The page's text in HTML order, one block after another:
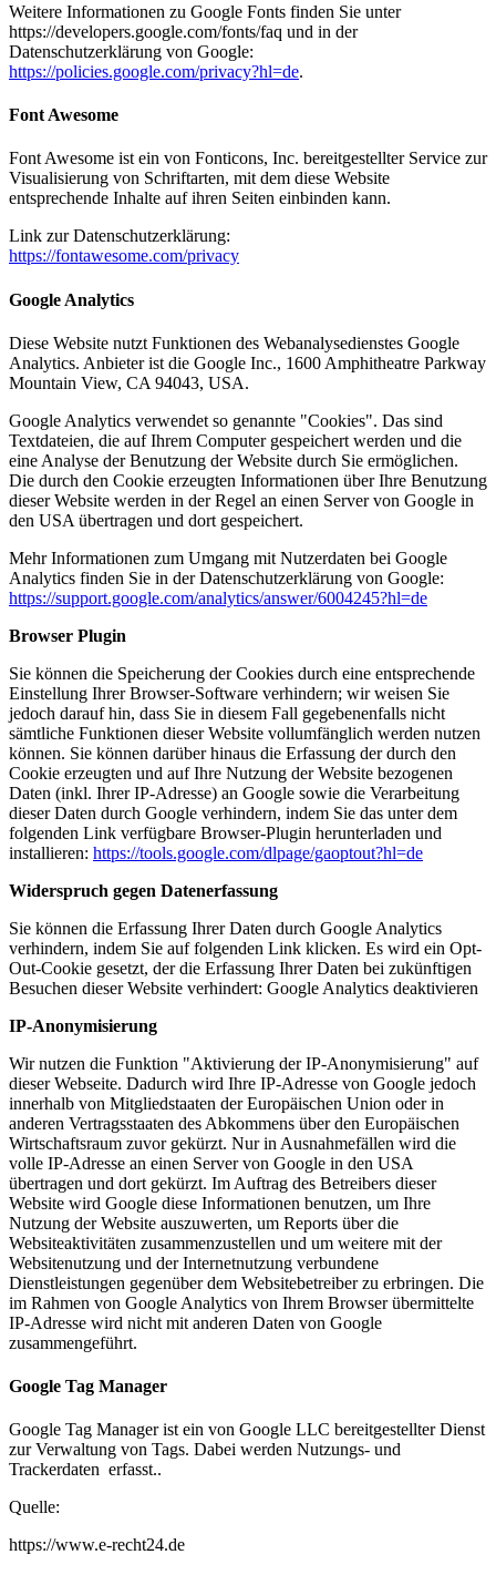
Weitere Informationen zu Google Fonts finden Sie unter
https://developers.google.com/fonts/faq und in der
Datenschutzerklärung von Google:
https://policies.google.com/privacy?hl=de.
Font Awesome
Font Awesome ist ein von Fonticons, Inc. bereitgestellter Service zur
Visualisierung von Schriftarten, mit dem diese Website
entsprechende Inhalte auf ihren Seiten einbinden kann.
Link zur Datenschutzerklärung:
https://fontawesome.com/privacy
Google Analytics
Diese Website nutzt Funktionen des Webanalysedienstes Google
Analytics. Anbieter ist die Google Inc., 1600 Amphitheatre Parkway
Mountain View, CA 94043, USA.
Google Analytics verwendet so genannte "Cookies". Das sind
Textdateien, die auf Ihrem Computer gespeichert werden und die
eine Analyse der Benutzung der Website durch Sie ermöglichen.
Die durch den Cookie erzeugten Informationen über Ihre Benutzung
dieser Website werden in der Regel an einen Server von Google in
den USA übertragen und dort gespeichert.
Mehr Informationen zum Umgang mit Nutzerdaten bei Google
Analytics finden Sie in der Datenschutzerklärung von Google:
https://support.google.com/analytics/answer/6004245?hl=de
Browser Plugin
Sie können die Speicherung der Cookies durch eine entsprechende
Einstellung Ihrer Browser-Software verhindern; wir weisen Sie
jedoch darauf hin, dass Sie in diesem Fall gegebenenfalls nicht
sämtliche Funktionen dieser Website vollumfänglich werden nutzen
können. Sie können darüber hinaus die Erfassung der durch den
Cookie erzeugten und auf Ihre Nutzung der Website bezogenen
Daten (inkl. Ihrer IP-Adresse) an Google sowie die Verarbeitung
dieser Daten durch Google verhindern, indem Sie das unter dem
folgenden Link verfügbare Browser-Plugin herunterladen und
installieren: https://tools.google.com/dlpage/gaoptout?hl=de
Widerspruch gegen Datenerfassung
Sie können die Erfassung Ihrer Daten durch Google Analytics
verhindern, indem Sie auf folgenden Link klicken. Es wird ein Opt-
Out-Cookie gesetzt, der die Erfassung Ihrer Daten bei zukünftigen
Besuchen dieser Website verhindert: Google Analytics deaktivieren
IP-Anonymisierung
Wir nutzen die Funktion "Aktivierung der IP-Anonymisierung" auf
dieser Webseite. Dadurch wird Ihre IP-Adresse von Google jedoch
innerhalb von Mitgliedstaaten der Europäischen Union oder in
anderen Vertragsstaaten des Abkommens über den Europäischen
Wirtschaftsraum zuvor gekürzt. Nur in Ausnahmefällen wird die
volle IP-Adresse an einen Server von Google in den USA
übertragen und dort gekürzt. Im Auftrag des Betreibers dieser
Website wird Google diese Informationen benutzen, um Ihre
Nutzung der Website auszuwerten, um Reports über die
Websiteaktivitäten zusammenzustellen und um weitere mit der
Websitenutzung und der Internetnutzung verbundene
Dienstleistungen gegenüber dem Websitebetreiber zu erbringen. Die
im Rahmen von Google Analytics von Ihrem Browser übermittelte
IP-Adresse wird nicht mit anderen Daten von Google
zusammengeführt.
Google Tag Manager
Google Tag Manager ist ein von Google LLC bereitgestellter Dienst
zur Verwaltung von Tags. Dabei werden Nutzungs- und
Trackerdaten erfasst..
Quelle:
https://www.e-recht24.de